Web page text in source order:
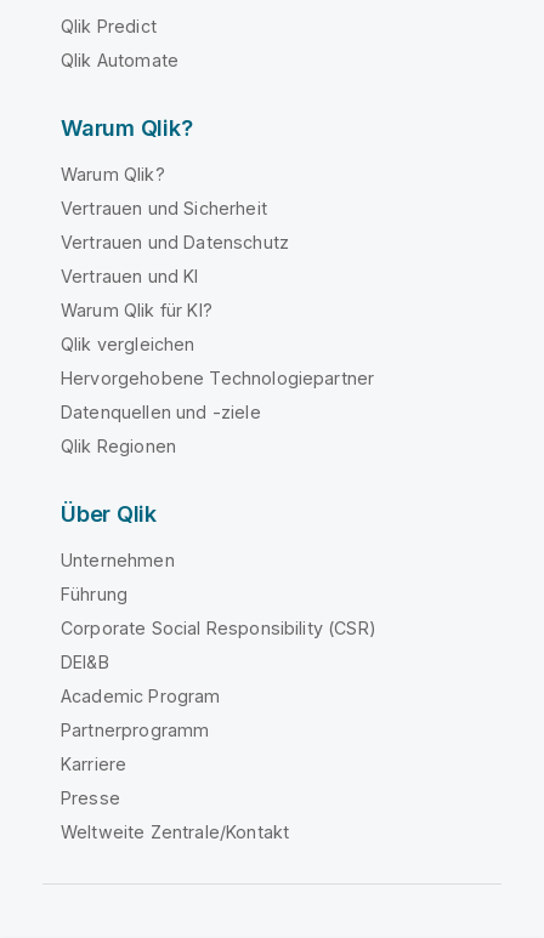
Qlik Predict
Qlik Automate
Warum Qlik?
Warum Qlik?
Vertrauen und Sicherheit
Vertrauen und Datenschutz
Vertrauen und KI
Warum Qlik für KI?
Qlik vergleichen
Hervorgehobene Technologiepartner
Datenquellen und -ziele
Qlik Regionen
Über Qlik
Unternehmen
Führung
Corporate Social Responsibility (CSR)
DEI&B
Academic Program
Partnerprogramm
Karriere
Presse
Weltweite Zentrale/Kontakt